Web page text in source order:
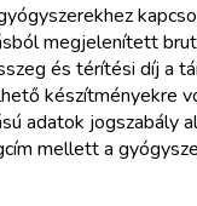
megjelenített
és térítési díj a
készítményekre
adatok jogszabály
mellett a